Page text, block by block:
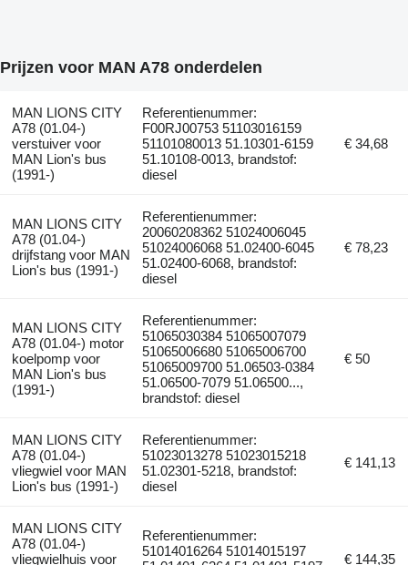
Prijzen voor MAN A78 onderdelen
MAN LIONS CITY
A78 (01.04-)
verstuiver voor
MAN Lion's bus
(1991-)
Referentienummer:
F00RJ00753 51103016159
51101080013 51.10301-6159
51.10108-0013, brandstof:
diesel
€ 34,68
MAN LIONS CITY
A78 (01.04-)
drijfstang voor MAN
Lion's bus (1991-)
Referentienummer:
20060208362 51024006045
51024006068 51.02400-6045
51.02400-6068, brandstof:
diesel
€ 78,23
MAN LIONS CITY
A78 (01.04-) motor
koelpomp voor
MAN Lion's bus
(1991-)
Referentienummer:
51065030384 51065007079
51065006680 51065006700
51065009700 51.06503-0384
51.06500-7079 51.06500...,
brandstof: diesel
€ 50
MAN LIONS CITY
A78 (01.04-)
vliegwiel voor MAN
Lion's bus (1991-)
Referentienummer:
51023013278 51023015218
51.02301-5218, brandstof:
diesel
€ 141,13
MAN LIONS CITY
A78 (01.04-)
vliegwielhuis voor
Referentienummer:
51014016264 51014015197
€ 144,35